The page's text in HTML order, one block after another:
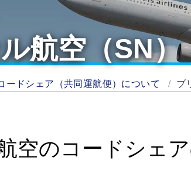
航空（SN）
ードシェア（共同運航便）について ブ
空のコードシェ